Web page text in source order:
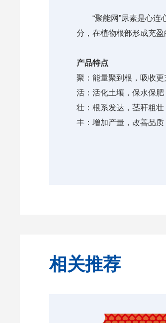
“聚能网”尿素是心
分，在植物根部形成充盈
产品特点
聚：能量聚到根，吸收更
活：活化土壤，保水保肥
壮：根系发达，茎秆粗壮
丰：增加产量，改善品质
相关推荐